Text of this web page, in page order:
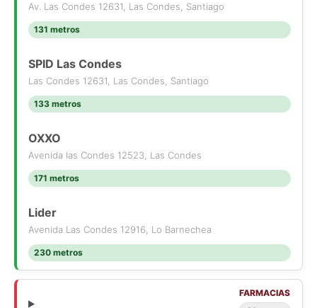
Av. Las Condes 12631, Las Condes, Santiago
131 metros
SPID Las Condes
Las Condes 12631, Las Condes, Santiago
133 metros
OXXO
Avenida las Condes 12523, Las Condes
171 metros
Lider
Avenida Las Condes 12916, Lo Barnechea
230 metros
FARMACIAS